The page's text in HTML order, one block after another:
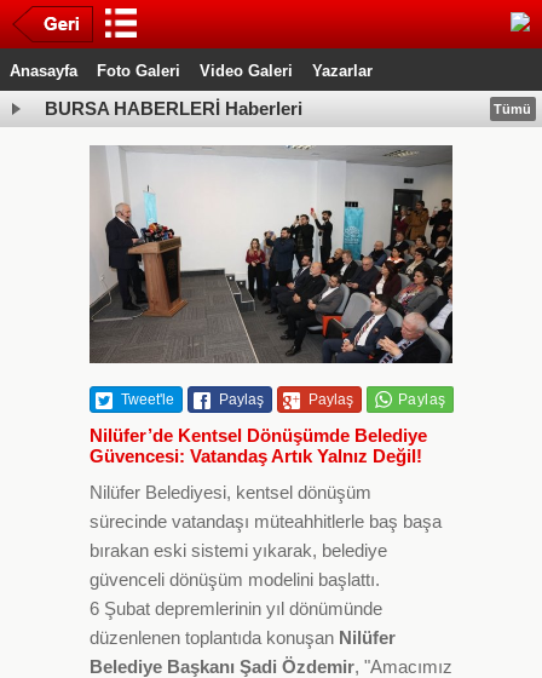
Anasayfa Foto Galeri Video Galeri Yazarlar
BURSA HABERLERİ Haberleri Tümü
Tweet'le Paylaş Paylaş
Nilüfer’de Kentsel Dönüşümde Belediye
Güvencesi: Vatandaş Artık Yalnız Değil!
Nilüfer Belediyesi, kentsel dönüşüm
sürecinde vatandaşı müteahhitlerle baş başa
bırakan eski sistemi yıkarak, belediye
güvenceli dönüşüm modelini başlattı.
6 Şubat depremlerinin yıl dönümünde
düzenlenen toplantıda konuşan Nilüfer
Belediye Başkanı Şadi Özdemir, "Amacımız